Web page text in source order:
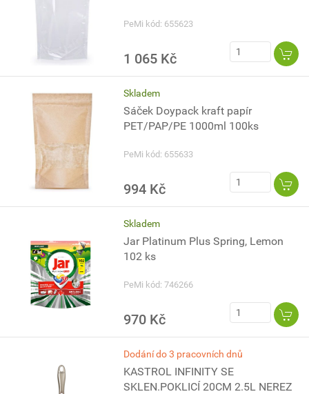
PeMi kód: 655623
1 065 Kč
Skladem
Sáček Doypack kraft papír
PET/PAP/PE 1000ml 100ks
PeMi kód: 655633
994 Kč
Skladem
Jar Platinum Plus Spring, Lemon
102 ks
PeMi kód: 746266
970 Kč
Dodání do 3 pracovních dnů
KASTROL INFINITY SE
SKLEN.POKLICÍ 20CM 2.5L NEREZ